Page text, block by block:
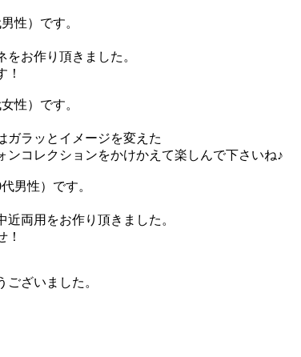
性）です。
お作り頂きました。
！
性）です。
ガラッとイメージを変えた
コレクションをかけかえて楽しんで下さいね♪
男性）です。
両用をお作り頂きました。
！
ざいました。